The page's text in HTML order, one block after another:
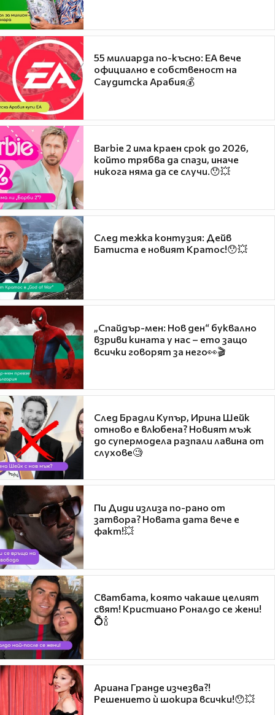
55 милиарда по-късно: EA вече
официално е собственост на
Саудитска Арабия💰
Barbie 2 има краен срок до 2026,
който трябва да спази, иначе
никога няма да се случи.😯💥
След тежка контузия: Дейв
Батиста е новият Кратос!😯💥
„Спайдър-мен: Нов ден“ буквално
взриви кината у нас – ето защо
всички говорят за него👀🎬
След Брадли Купър, Ирина Шейк
отново е влюбена? Новият мъж
до супермодела разпали лавина от
слухове🧐
Пи Диди излиза по-рано от
затвора? Новата дата вече е
факт!💥
Сватбата, която чакаше целият
свят! Кристиано Роналдо се жени!
💍🍾
Ариана Гранде изчезва?!
Решението ѝ шокира всички!😯💥